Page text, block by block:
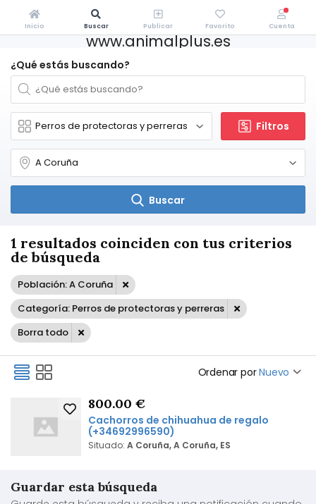
www.animalplus.es
¿Qué estás buscando?
Filtros
Buscar
1 resultados coinciden con tus criterios
de búsqueda
Población: A Coruña
Categoría: Perros de protectoras y perreras
Borra todo
Ordenar porNuevo
800.00 €
Cachorros de chihuahua de regalo
(+34692996590)
Situado: A Coruña, A Coruña, ES
Guardar esta búsqueda
Inicio Buscar Publicar Favorito Cuenta